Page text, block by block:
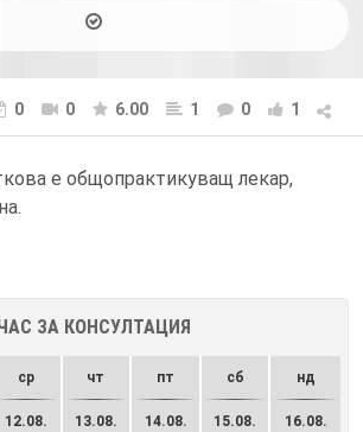
0 0 6.00 1 0 1
е общопрактикуващ лекар,
ЗА КОНСУЛТАЦИЯ
ср
12.08.
чт
13.08.
пт
14.08.
сб
15.08.
нд
16.08.